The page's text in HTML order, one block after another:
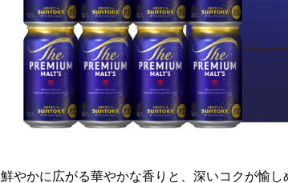
鮮やかに広がる華やかな香りと、深いコクが愉し